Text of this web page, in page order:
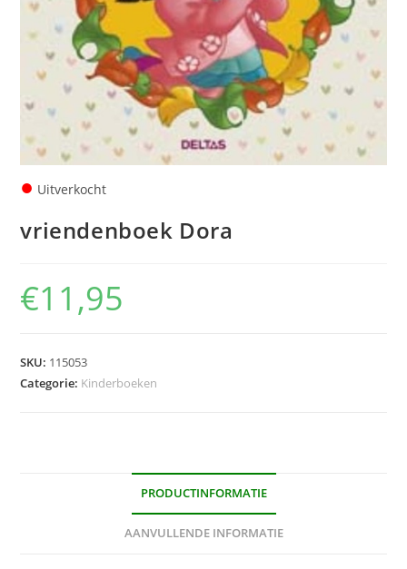
● Uitverkocht
vriendenboek Dora
€11,95
SKU: 115053
Categorie: Kinderboeken
PRODUCTINFORMATIE
AANVULLENDE INFORMATIE